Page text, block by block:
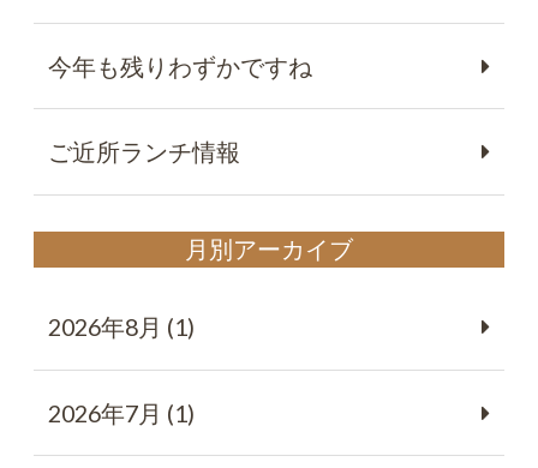
今年も残りわずかですね
ご近所ランチ情報
月別アーカイブ
2026年8月 (1)
2026年7月 (1)